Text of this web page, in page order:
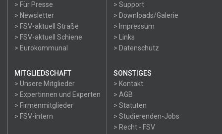
> Für Presse
> Newsletter
> FSV-aktuell Straße
> FSV-aktuell Schiene
> Eurokommunal
> Support
> Downloads/Galerie
> Impressum
> Links
> Datenschutz
MITGLIEDSCHAFT
> Unsere Mitglieder
> Expertinnen und Experten
> Firmenmitglieder
> FSV-intern
SONSTIGES
> Kontakt
> AGB
> Statuten
> Studierenden-Jobs
> Recht - FSV